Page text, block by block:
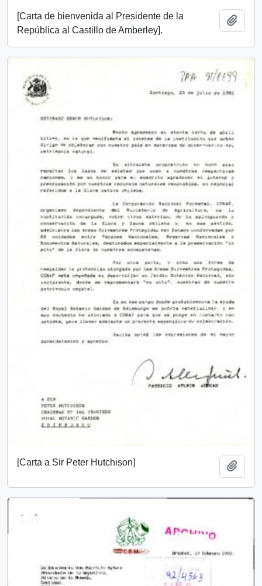
[Carta de bienvenida al Presidente de la
República al Castillo de Amberley].
[Carta a Sir Peter Hutchison]